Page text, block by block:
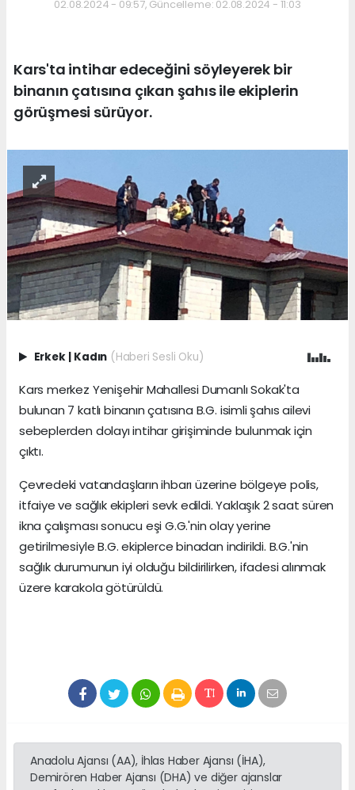
02.08.2024 - 09:57, Güncelleme: 02.08.2024 - 11:03
Kars'ta intihar edeceğini söyleyerek bir
binanın çatısına çıkan şahıs ile ekiplerin
görüşmesi sürüyor.
Erkek | Kadın (Haberi Sesli Oku)
Kars merkez Yenişehir Mahallesi Dumanlı Sokak'ta
bulunan 7 katlı binanın çatısına B.G. isimli şahıs ailevi
sebeplerden dolayı intihar girişiminde bulunmak için
çıktı.
Çevredeki vatandaşların ihbarı üzerine bölgeye polis,
itfaiye ve sağlık ekipleri sevk edildi. Yaklaşık 2 saat süren
ikna çalışması sonucu eşi G.G.'nin olay yerine
getirilmesiyle B.G. ekiplerce binadan indirildi. B.G.'nin
sağlık durumunun iyi olduğu bildirilirken, ifadesi alınmak
üzere karakola götürüldü.
Anadolu Ajansı (AA), İhlas Haber Ajansı (İHA),
Demirören Haber Ajansı (DHA) ve diğer ajanslar